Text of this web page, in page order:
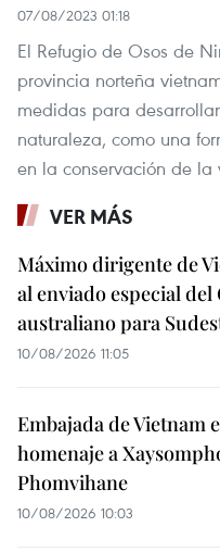
07/08/2023 01:18
El Refugio de Osos de
provincia norteña
medidas para
naturaleza, como una
en la conservación de la
VER MÁS
Máximo dirigente de
al enviado especial
australiano para
10/08/2026 11:05
Embajada de Vietnam
homenaje a
Phomvihane
10/08/2026 10:03